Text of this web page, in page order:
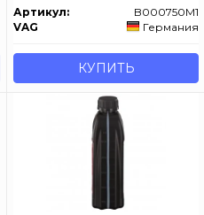
Артикул:
B000750M1
VAG
Германия
КУПИТЬ